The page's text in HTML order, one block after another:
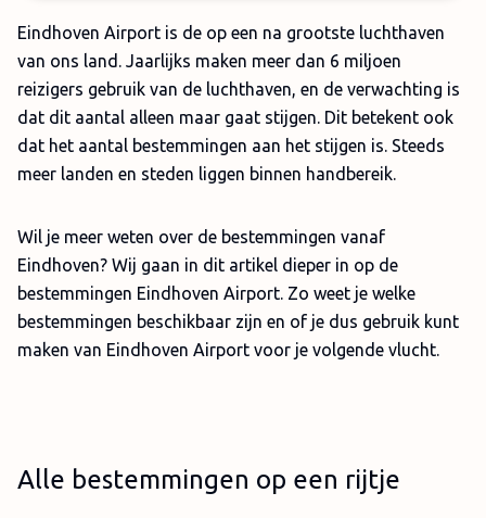
Eindhoven Airport is de op een na grootste luchthaven
van ons land. Jaarlijks maken meer dan 6 miljoen
reizigers gebruik van de luchthaven, en de verwachting is
dat dit aantal alleen maar gaat stijgen. Dit betekent ook
dat het aantal bestemmingen aan het stijgen is. Steeds
meer landen en steden liggen binnen handbereik.
Wil je meer weten over de bestemmingen vanaf
Eindhoven? Wij gaan in dit artikel dieper in op de
bestemmingen Eindhoven Airport. Zo weet je welke
bestemmingen beschikbaar zijn en of je dus gebruik kunt
maken van Eindhoven Airport voor je volgende vlucht.
Alle bestemmingen op een rijtje